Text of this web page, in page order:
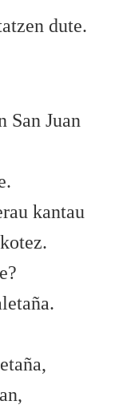
dute.
San Juan
kantau